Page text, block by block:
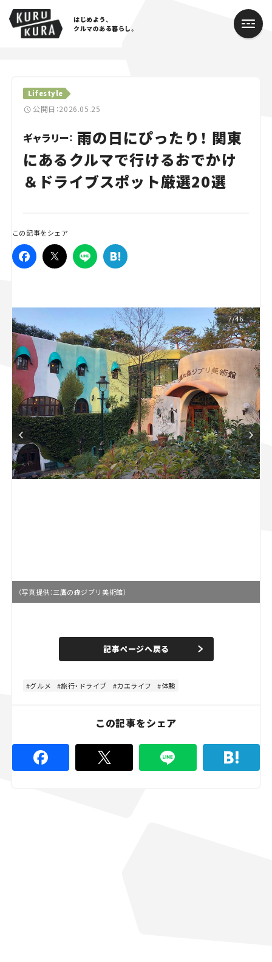
はじめよう、
クルマのある暮らし。
Lifestyle
公開日：2026.05.25
ギャラリー： 雨の日にぴったり！ 関東
にあるクルマで行けるおでかけ
＆ドライブスポット厳選20選
この記事をシェア
7/46
（写真提供：三鷹の森ジブリ美術館）
n
e
d
3
%
記事ページへ戻る
グルメ 旅行・ドライブ カエライフ 体験
この記事をシェア
Cars
Lifestyle
Traffic
Special
Campaign
人気のハッシュタグ